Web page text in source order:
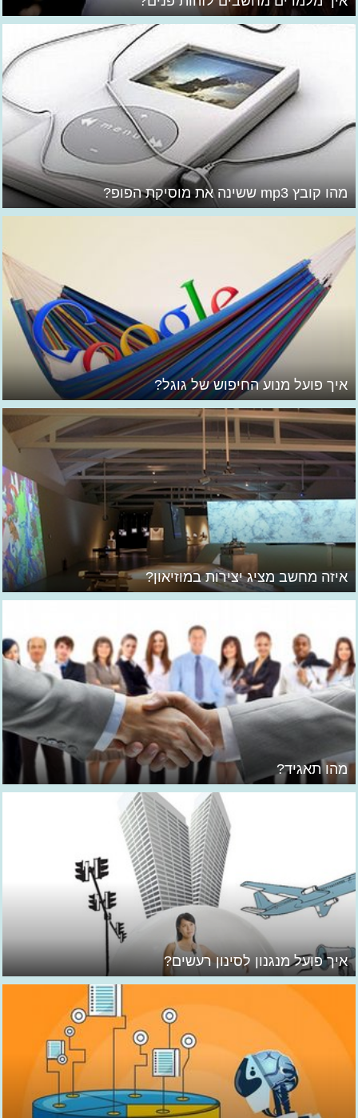
מהו קובץ mp3 ששינה את מוסיקת הפופ?
איך פועל מנוע החיפוש של גוגל?
איזה מחשב מציג יצירות במוזיאון?
מהו תאגיד?
איך פועל מנגנון לסינון רעשים?